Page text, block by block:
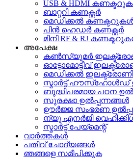
USB & HDMI
ബാറ്ററി കണക്റ്റർ
മെഡിക്കൽ
പിൻ ഹെഡർ കണക്റ്റർ
മിനി RF & RJ
അപേക്ഷ
കൺസ്യൂമർ
ഓട്ടോമോട്ടീവ്
മെഡിക്കൽ
സ്മാർട്ട് ഹൗസ്ഹോൾഡ്
ബുദ്ധിപരമായ പഠന
സുരക്ഷാ ഉൽപ്പന്നങ്ങൾ
ഊർജ്ജ സംഭരണ
ന്യൂ എനർജി
സ്മാർട്ട് പേയ്‌മെന്റ്
വാർത്തകൾ
പതിവ് ചോദ്യങ്ങൾ
ഞങ്ങളെ സമീപിക്കുക